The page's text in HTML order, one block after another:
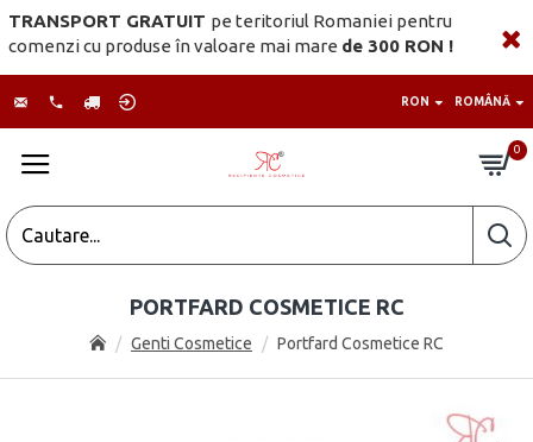
TRANSPORT GRATUIT pe teritoriul Romaniei pentru
comenzi cu produse în valoare mai mare de 300 RON !
RON ROMÂNĂ
0
Genti Cosmetice Portfard Cosmetice RC
PORTFARD COSMETICE RC